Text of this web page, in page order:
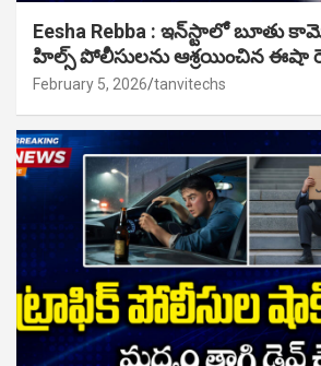
Eesha Rebba : ఇన్‌స్టాలో బూతు
హిల్స్ పోలీసులను ఆశ్రయించిన ఈషా
February 5, 2026 tanvitechs